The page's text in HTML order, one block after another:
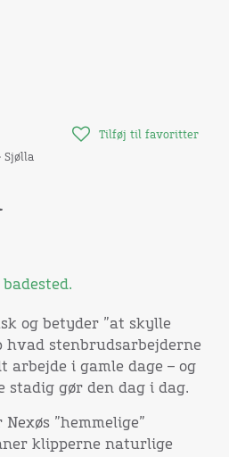
Sjølla
Tilføj til favoritter
badested.
og betyder ”at skylle
hvad stenbrudsarbejderne
arbejde i gamle dage – og
stadig gør den dag i dag.
”hemmelige”
klipperne naturlige